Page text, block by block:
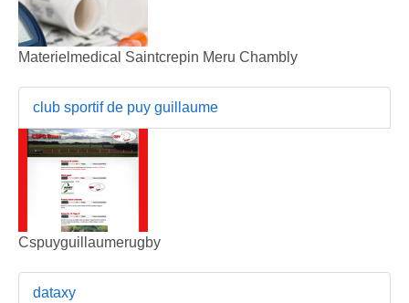
Materielmedical Saintcrepin Meru Chambly
club sportif de puy guillaume
Cspuyguillaumerugby
dataxy